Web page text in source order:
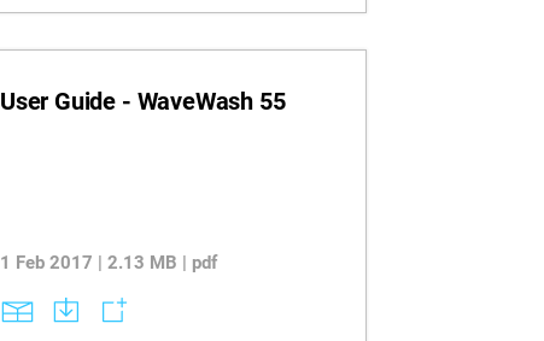
User Guide - WaveWash 55
1 Feb 2017 | 2.13 MB | pdf